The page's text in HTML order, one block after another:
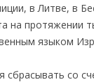
в Литве, в
на протяжении
языком
сбрасывать со